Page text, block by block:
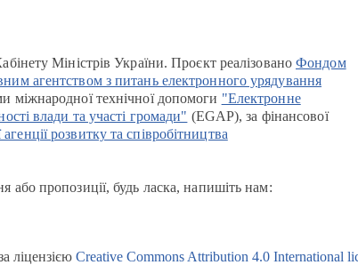
Міністрів України. Проєкт реалізованоФондом
агентством з питань електронного урядування
міжнародної технічної допомоги "Електронне
влади та участі громади" (EGAP), за фінансової
розвитку та співробітництва
або пропозиції, будь ласка, напишіть нам:
ліцензією Creative Commons Attribution 4.0 International